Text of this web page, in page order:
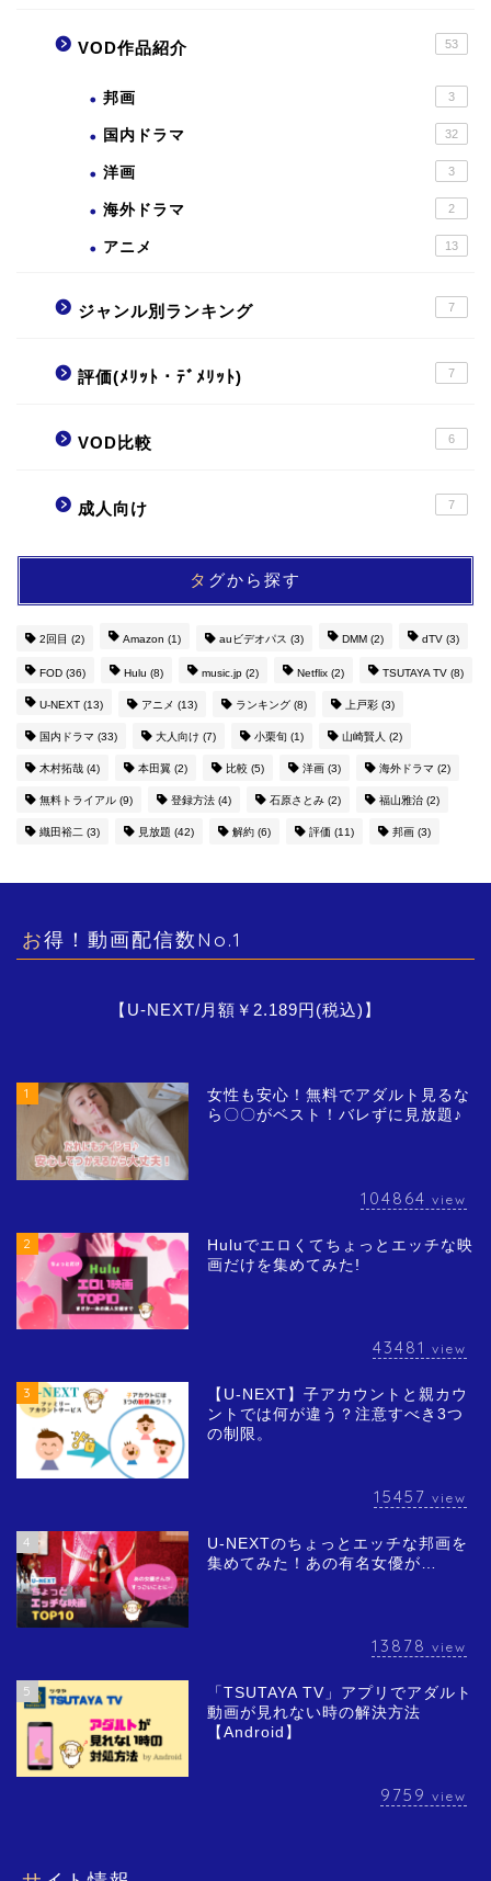
VOD作品紹介 53
邦画 3
国内ドラマ 32
洋画 3
海外ドラマ 2
アニメ 13
ジャンル別ランキング 7
評価(ﾒﾘｯﾄ・ﾃﾞﾒﾘｯﾄ) 7
VOD比較 6
成人向け 7
タグから探す
2回目 (2) Amazon (1) auビデオパス (3) DMM (2) dTV (3)
FOD (36) Hulu (8) music.jp (2) Netflix (2) TSUTAYA TV (8)
U-NEXT (13) アニメ (13) ランキング (8) 上戸彩 (3)
国内ドラマ (33) 大人向け (7) 小栗旬 (1) 山崎賢人 (2)
木村拓哉 (4) 本田翼 (2) 比較 (5) 洋画 (3) 海外ドラマ (2)
無料トライアル (9) 登録方法 (4) 石原さとみ (2) 福山雅治 (2)
織田裕二 (3) 見放題 (42) 解約 (6) 評価 (11) 邦画 (3)
お得！動画配信数No.1
【U-NEXT/月額￥2.189円(税込)】
1
女性も安心！無料でアダルト見るな
ら〇〇がベスト！バレずに見放題♪
104864 view
2
Huluでエロくてちょっとエッチな映
画だけを集めてみた!
43481 view
3
【U-NEXT】子アカウントと親カウ
ントでは何が違う？注意すべき3つ
の制限。
15457 view
4
U-NEXTのちょっとエッチな邦画を
集めてみた！あの有名女優が…
13878 view
5
「TSUTAYA TV」アプリでアダルト
動画が見れない時の解決方法
【Android】
9759 view